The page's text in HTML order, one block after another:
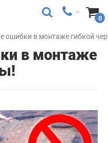
0
ошибки в монтаже гибкой
в монтаже